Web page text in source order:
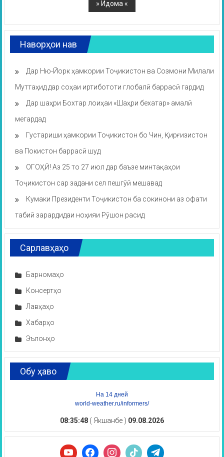
Наворҳои нав
Дар Ню-Йорк ҳамкории Тоҷикистон ва Созмони Милали
Муттаҳид дар соҳаи иртибототи глобалӣ баррасӣ гардид
Дар шаҳри Бохтар лоиҳаи «Шаҳри бехатар» амалӣ
мегардад
Густариши ҳамкории Тоҷикистон бо Чин, Қирғизистон
ва Покистон баррасӣ шуд
ОГОҲӢ! Аз 25 то 27 июл дар баъзе минтақаҳои
Тоҷикистон сар задани сел пешгӯӣ мешавад
Кумаки Президенти Тоҷикистон ба сокинони аз офати
табиӣ зарардидаи ноҳияи Рӯшон расид
Сарлавҳаҳо
Барномаҳо
Консертҳо
Лавҳаҳо
Хабарҳо
Эълонҳо
Обу ҳаво
На 14 дней
world-weather.ru/informers/
08:35:49 ( Якшанбе ) 09.08.2026